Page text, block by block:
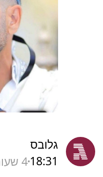
גלובס
18:314 שעות